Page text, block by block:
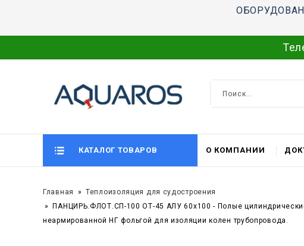
КАТАЛОГ ТОВАРОВ О КОМПАНИИ
Главная
Теплоизоляция для судостроения
ПАНЦИРЬ.ФЛОТ.СП-100 ОТ-45 АЛУ 60x100 - Полые
неармированной НГ фольгой для изоляции колен трубопровода.